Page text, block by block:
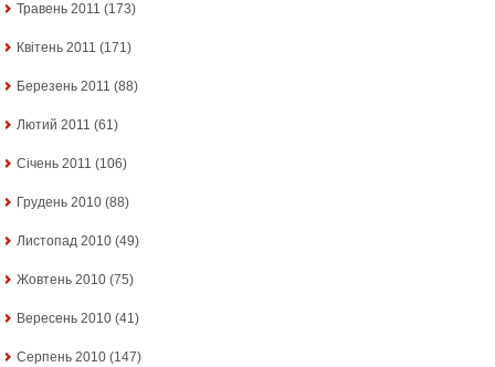
Травень 2011 (173)
Квітень 2011 (171)
Березень 2011 (88)
Лютий 2011 (61)
Січень 2011 (106)
Грудень 2010 (88)
Листопад 2010 (49)
Жовтень 2010 (75)
Вересень 2010 (41)
Серпень 2010 (147)